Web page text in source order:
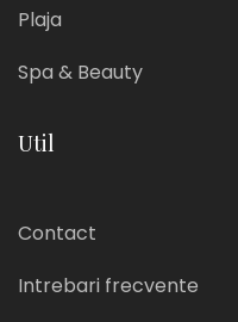
Plaja
Spa & Beauty
Util
Contact
Intrebari frecvente